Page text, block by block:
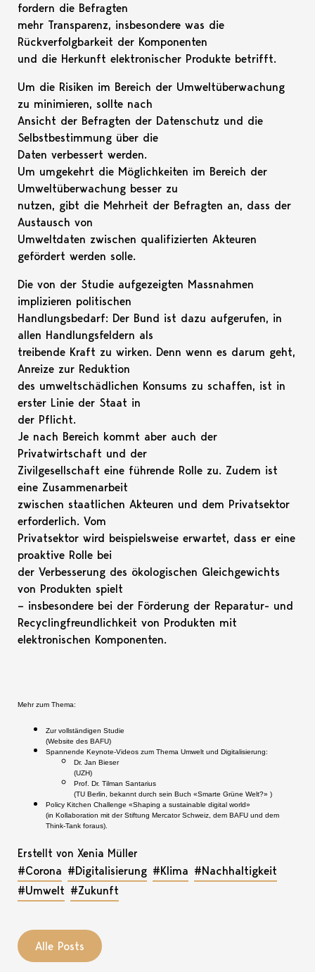
fordern die Befragten
mehr Transparenz, insbesondere was die
Rückverfolgbarkeit der Komponenten
und die Herkunft elektronischer Produkte betrifft.
Um die Risiken im Bereich der Umweltüberwachung
zu minimieren, sollte nach
Ansicht der Befragten der Datenschutz und die
Selbstbestimmung über die
Daten verbessert werden.
Um umgekehrt die Möglichkeiten im Bereich der
Umweltüberwachung besser zu
nutzen, gibt die Mehrheit der Befragten an, dass der
Austausch von
Umweltdaten zwischen qualifizierten Akteuren
gefördert werden solle.
Die von der Studie aufgezeigten Massnahmen
implizieren politischen
Handlungsbedarf: Der Bund ist dazu aufgerufen, in
allen Handlungsfeldern als
treibende Kraft zu wirken. Denn wenn es darum geht,
Anreize zur Reduktion
des umweltschädlichen Konsums zu schaffen, ist in
erster Linie der Staat in
der Pflicht.
Je nach Bereich kommt aber auch der
Privatwirtschaft und der
Zivilgesellschaft eine führende Rolle zu. Zudem ist
eine Zusammenarbeit
zwischen staatlichen Akteuren und dem Privatsektor
erforderlich. Vom
Privatsektor wird beispielsweise erwartet, dass er eine
proaktive Rolle bei
der Verbesserung des ökologischen Gleichgewichts
von Produkten spielt
– insbesondere bei der Förderung der Reparatur- und
Recyclingfreundlichkeit von Produkten mit
elektronischen Komponenten.
Mehr zum Thema:
Zur vollständigen Studie
(Website des BAFU)
Spannende Keynote-Videos zum Thema Umwelt und Digitalisierung:
Dr. Jan Bieser
(UZH)
Prof. Dr. Tilman Santarius
(TU Berlin, bekannt durch sein Buch «Smarte Grüne Welt?» )
Policy Kitchen Challenge «Shaping a sustainable digital world»
(in Kollaboration mit der Stiftung Mercator Schweiz, dem BAFU und dem
Think-Tank foraus).
Erstellt von Xenia Müller
#Corona #Digitalisierung #Klima #Nachhaltigkeit
#Umwelt #Zukunft
Alle Posts